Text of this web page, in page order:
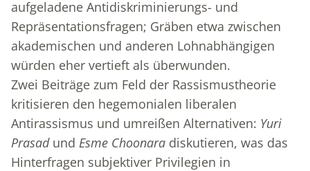
aufgeladene Antidiskriminierungs- und
Repräsentationsfragen; Gräben etwa zwischen
akademischen und anderen Lohnabhängigen
würden eher vertieft als überwunden.
Zwei Beiträge zum Feld der Rassismustheorie
kritisieren den hegemonialen liberalen
Antirassismus und umreißen Alternativen: Yuri
Prasadund Esme Choonara diskutieren, was das
Hinterfragen subjektiver Privilegien in